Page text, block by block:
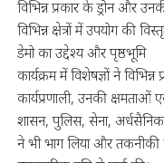
विभिन्न प्रकार के ड्रोन और
विभिन्न क्षेत्रों में उपयोग की
डेमो का उद्देश्य और पृष्ठभूमि
कार्यक्रम में विशेषज्ञों ने
कार्यप्रणाली, उनकी क्षमताओं
शासन, पुलिस, सेना, अर्धसैनिक
ने भी भाग लिया और तकनीकी